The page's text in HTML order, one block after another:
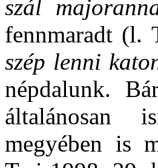
szál
fennmaradt
szép lenni
népdalunk.
általánosan
megyében is